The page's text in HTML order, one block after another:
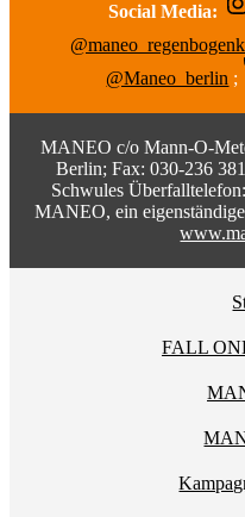
Social Media:
@Maneo_berlin ;
MANEO c/o Mann-O-
Berlin; Fax: 030-236
Schwules
MANEO, ein
FALL